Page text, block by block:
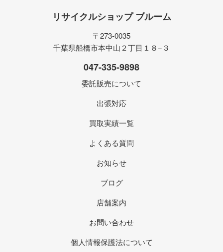
リサイクルショップ ブルーム
〒273-0035
千葉県船橋市本中山２丁目１８−３
047-335-9898
委託販売について
出張対応
買取実績一覧
よくある質問
お知らせ
ブログ
店舗案内
お問い合わせ
個人情報保護法について